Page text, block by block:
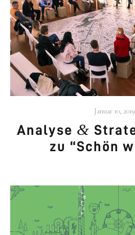
Januar 10, 2019
Ana­ly­se &
zu “Schön